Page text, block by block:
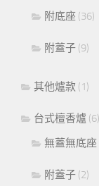
附底座 (36)
附蓋子 (9)
其他爐款 (1)
台式檀香爐 (6)
無蓋無底座
附蓋子 (2)